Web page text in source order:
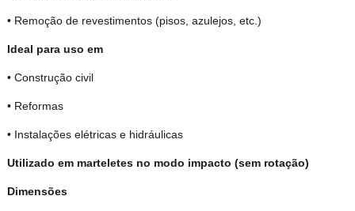
• Remoção de revestimentos (pisos, azulejos, etc.)
Ideal para uso em
• Construção civil
• Reformas
• Instalações elétricas e hidráulicas
Utilizado em marteletes no modo impacto (sem rotação)
Dimensões